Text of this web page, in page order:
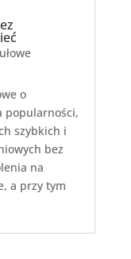
o
popularności,
szybkich i
bez
na
a przy tym